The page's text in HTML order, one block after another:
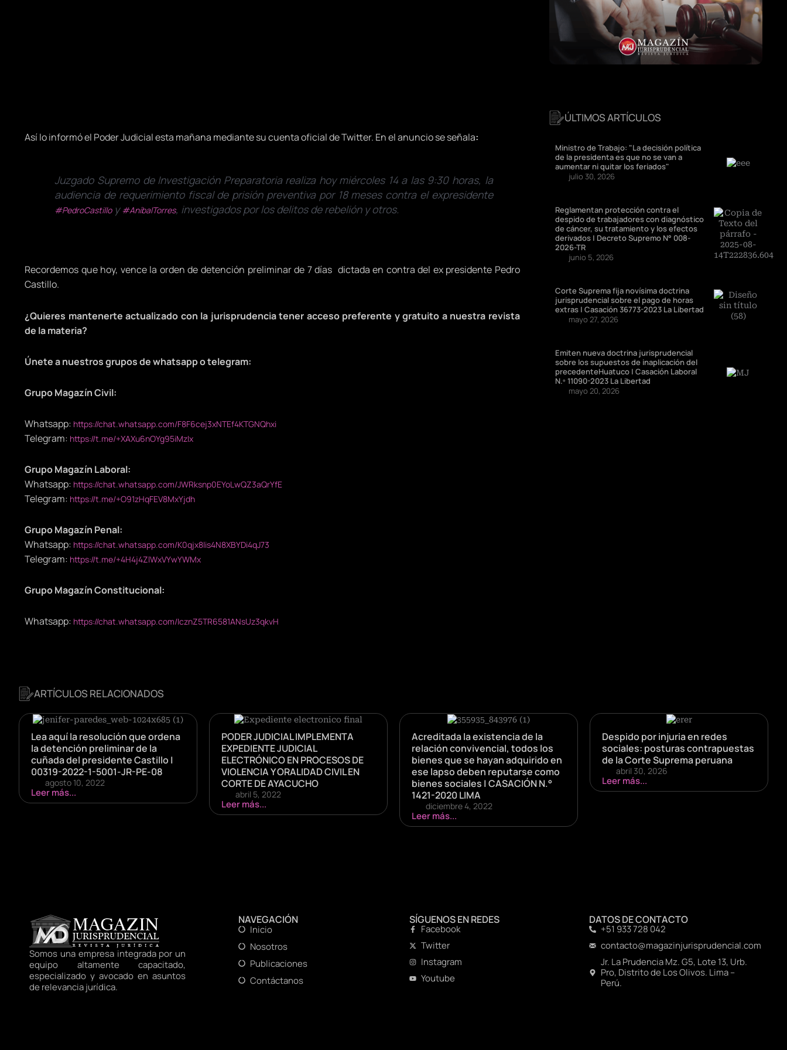
Así lo informó el Poder Judicial esta mañana mediante su cuenta oficial de Twitter. En el anuncio se señala:
Juzgado Supremo de Investigación Preparatoria realiza hoy miércoles 14 a las 9:30 horas, la
audiencia de requerimiento fiscal de prisión preventiva por 18 meses contra el expresidente
#PedroCastilloy#AníbalTorres, investigados por los delitos de rebelión y otros.
Recordemos que hoy, vence la orden de detención preliminar de 7 días dictada en contra del ex presidente Pedro
Castillo.
¿Quieres mantenerte actualizado con la jurisprudencia tener acceso preferente y gratuito a nuestra revista
de la materia?
Únete a nuestros grupos de whatsapp o telegram:
Grupo Magazín Civil:
Whatsapp: https://chat.whatsapp.com/F8F6cej3xNTEf4KTGNQhxi
Telegram: https://t.me/+XAXu6nOYg95iMzIx
Grupo Magazín Laboral:
Whatsapp: https://chat.whatsapp.com/JWRksnp0EYoLwQZ3aQrYfE
Telegram: https://t.me/+O91zHqFEV8MxYjdh
Grupo Magazín Penal:
Whatsapp: https://chat.whatsapp.com/K0qjx8lis4N8XBYDi4qJ73
Telegram: https://t.me/+4H4j4ZlWxVYwYWMx
Grupo Magazín Constitucional:
Whatsapp: https://chat.whatsapp.com/IcznZ5TR6581ANsUz3qkvH
ÚLTIMOS ARTÍCULOS
Ministro de Trabajo: "La decisión política
de la presidenta es que no se van a
aumentar ni quitar los feriados"
julio 30, 2026
Reglamentan protección contra el
despido de trabajadores con diagnóstico
de cáncer, su tratamiento y los efectos
derivados | Decreto Supremo N° 008-
2026-TR
junio 5, 2026
Corte Suprema fija novísima doctrina
jurisprudencial sobre el pago de horas
extras | Casación 36773-2023 La Libertad
mayo 27, 2026
Emiten nueva doctrina jurisprudencial
sobre los supuestos de inaplicación del
precedenteHuatuco | Casación Laboral
N.º 11090-2023 La Libertad
mayo 20, 2026
ARTÍCULOS RELACIONADOS
Lea aquí la resolución que ordena
la detención preliminar de la
cuñada del presidente Castillo |
00319-2022-1-5001-JR-PE-08
agosto 10, 2022
Leer más...
PODER JUDICIAL IMPLEMENTA
EXPEDIENTE JUDICIAL
ELECTRÓNICO EN PROCESOS DE
VIOLENCIA Y ORALIDAD CIVIL EN
CORTE DE AYACUCHO
abril 5, 2022
Leer más...
Acreditada la existencia de la
relación convivencial, todos los
bienes que se hayan adquirido en
ese lapso deben reputarse como
bienes sociales | CASACIÓN N.°
1421-2020 LIMA
diciembre 4, 2022
Leer más...
Despido por injuria en redes
sociales: posturas contrapuestas
de la Corte Suprema peruana
abril 30, 2026
Leer más...
Somos una empresa integrada por un
equipo altamente capacitado,
especializado y avocado en asuntos
de relevancia jurídica.
NAVEGACIÓN
Inicio
Nosotros
Publicaciones
Contáctanos
SÍGUENOS EN REDES
Facebook
Twitter
Instagram
Youtube
DATOS DE CONTACTO
+51 933 728 042
contacto@magazinjurisprudencial.com
Jr. La Prudencia Mz. G5, Lote 13, Urb.
Pro, Distrito de Los Olivos. Lima –
Perú.